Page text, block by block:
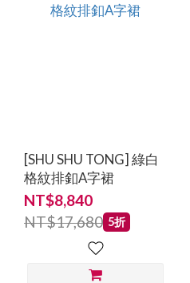
[SHU SHU TONG] 綠白
格紋排釦A字裙
NT$8,840
NT$17,680 5折